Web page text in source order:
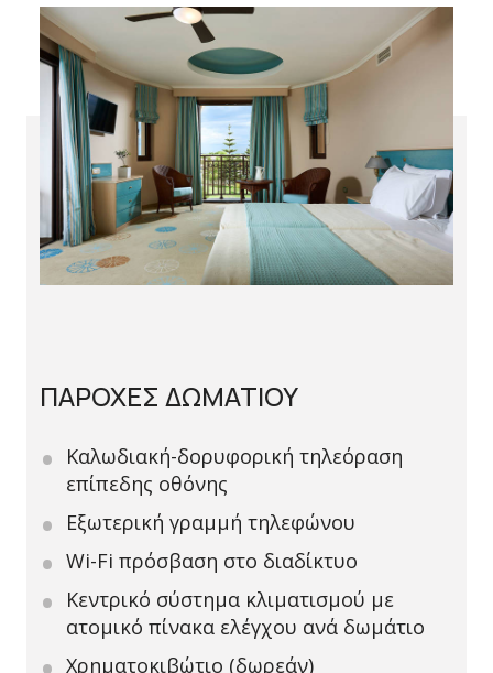
ΠΑΡΟΧΕΣ ΔΩΜΑΤΙΟΥ
Καλωδιακή-δορυφορική τηλεόραση
επίπεδης οθόνης
Εξωτερική γραμμή τηλεφώνου
Wi-Fi πρόσβαση στο διαδίκτυο
Κεντρικό σύστημα κλιματισμού με
ατομικό πίνακα ελέγχου ανά δωμάτιο
Χρηματοκιβώτιο (δωρεάν)